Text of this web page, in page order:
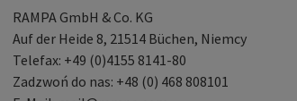
RAMPA GmbH & Co. KG
Auf der Heide 8, 21514 Büchen, Niemcy
Telefax: +49 (0)4155 8141-80
Zadzwoń do nas: +48 (0) 468 808101